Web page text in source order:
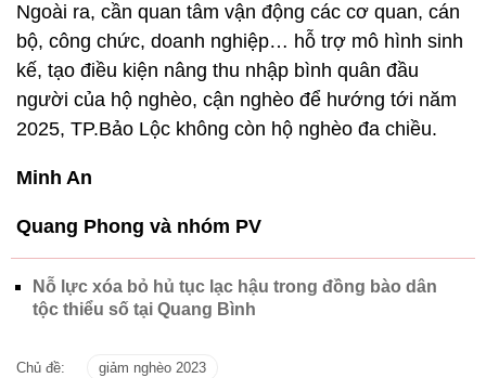
Ngoài ra, cần quan tâm vận động các cơ quan, cán
bộ, công chức, doanh nghiệp… hỗ trợ mô hình sinh
kế, tạo điều kiện nâng thu nhập bình quân đầu
người của hộ nghèo, cận nghèo để hướng tới năm
2025, TP.Bảo Lộc không còn hộ nghèo đa chiều.
Minh An
Quang Phong và nhóm PV
Nỗ lực xóa bỏ hủ tục lạc hậu trong đồng bào dân
tộc thiểu số tại Quang Bình
Chủ đề: giảm nghèo 2023